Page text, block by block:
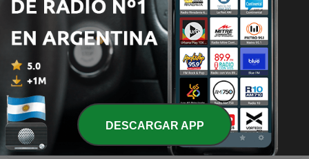
29 mar. 2021
20 - Viviendo la libertad del Eterno
24 mar. 2021
19 - Que hacer cuando te acusan
24 mar. 2021
18 - Que es evangelio y que es pecado?
24 mar. 2021
DESCARGAR APP